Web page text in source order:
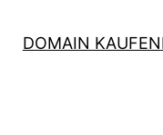
DOMAIN KAUFEN